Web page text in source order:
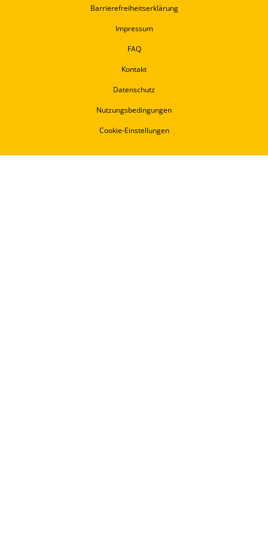
Barrierefreiheitserklärung
Impressum
FAQ
Kontakt
Datenschutz
Nutzungsbedingungen
Cookie-Einstellungen